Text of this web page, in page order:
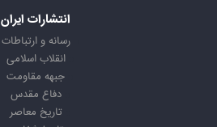
انتشارات ایران
رسانه و ارتباطات
انقلاب اسلامی
جبهه مقاومت
دفاع مقدس
تاریخ معاصر